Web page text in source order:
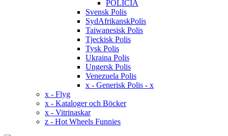
POLICIA
Svensk Polis
SydAfrikanskPolis
Taiwanesisk Polis
Tjeckisk Polis
Tysk Polis
Ukraina Polis
Ungersk Polis
Venezuela Polis
x - Generisk Polis - x
x - Flyg
x - Kataloger och Böcker
x - Vitrinaskar
z - Hot Wheels Funnies